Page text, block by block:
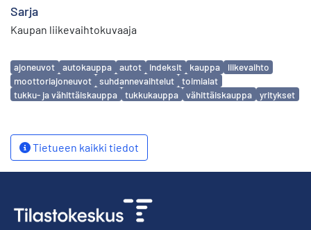
Sarja
Kaupan liikevaihtokuvaaja
Avainsanat
ajoneuvot autokauppa autot indeksit kauppa
liikevaihto
moottoriajoneuvot
suhdannevaihtelut
toimialat
tukku- ja vähittäiskauppa
tukkukauppa vähittäiskauppa yritykset
Tietueen kaikki tiedot